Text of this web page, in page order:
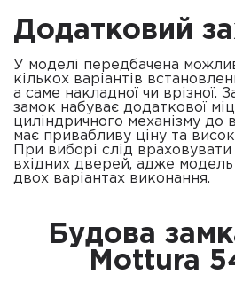
Додатковий
У моделі передбачена
кількох варіантів
а саме накладної чи врізної.
замок набуває додаткової
циліндричного механізму до
має привабливу ціну та
При виборі слід враховувати
вхідних дверей, адже модель
двох варіантах виконання.
Будова
Mottura